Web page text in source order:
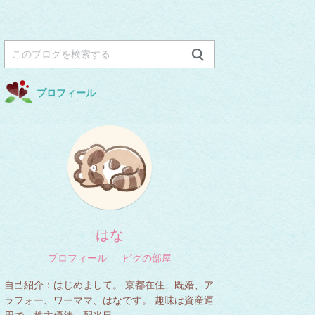
プロフィール
はな
プロフィール ピグの部屋
自己紹介： はじめまして。 京都在住、既婚、ア
ラフォー、ワーママ、はなです。 趣味は資産運